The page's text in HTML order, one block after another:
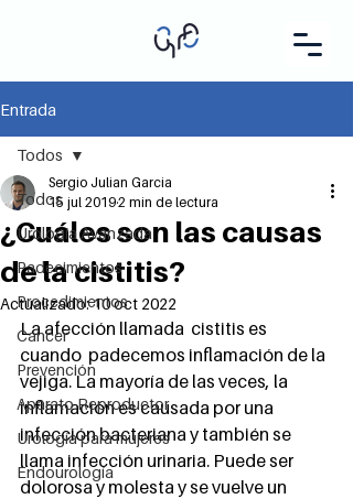
Entrada
Todos
Urología Avanzada
Padecimientos
Procedimientos
Cáncer
Prevención
Aparato Reproductor
Urología para mujeres
Endourología
Todos
¿Cuáles son las causas
de la cistitis?
Sergio Julian Garcia
15 jul 20192 min de lectura
Actualizado:10 oct 2022
La afección llamada  cistitis es
cuando  padecemos inflamación de la
vejiga. La mayoría de las veces, la
inflamación es causada por una
infección bacteriana y también se
llama infección urinaria. Puede ser
dolorosa y molesta y se vuelve un